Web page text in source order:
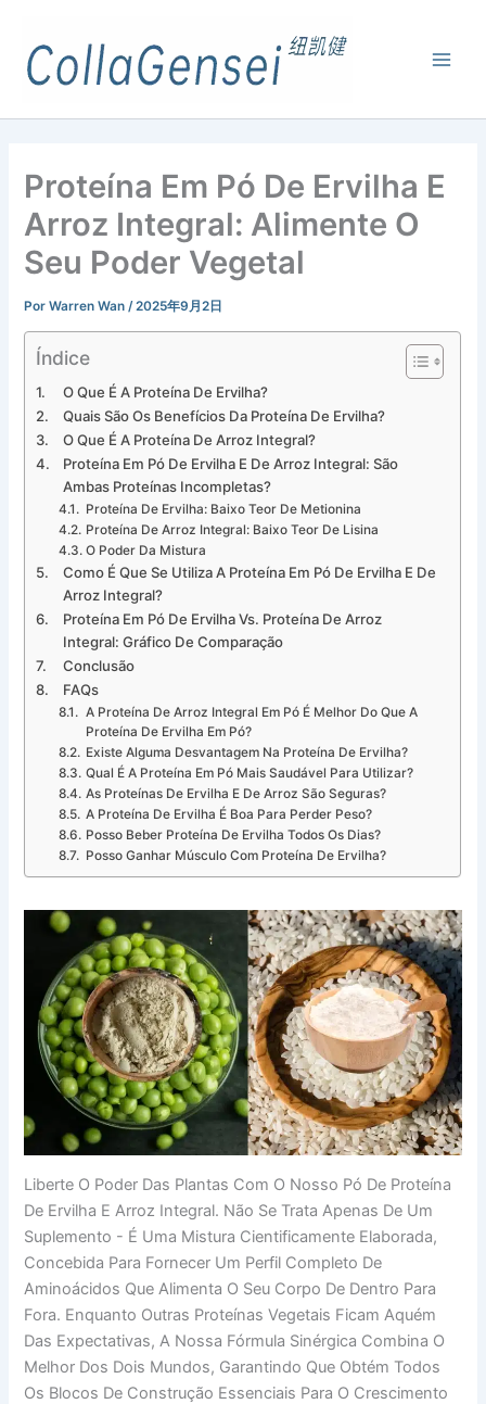
Proteína Em Pó De Ervilha E
Arroz Integral: Alimente O
Seu Poder Vegetal
PorWarren Wan/2025年9月2日
Índice
O Que É A Proteína De Ervilha?
Quais São Os Benefícios Da Proteína De Ervilha?
O Que É A Proteína De Arroz Integral?
Proteína Em Pó De Ervilha E De Arroz Integral: São
Ambas Proteínas Incompletas?
Proteína De Ervilha: Baixo Teor De Metionina
Proteína De Arroz Integral: Baixo Teor De Lisina
O Poder Da Mistura
Como É Que Se Utiliza A Proteína Em Pó De Ervilha E De
Arroz Integral?
Proteína Em Pó De Ervilha Vs. Proteína De Arroz
Integral: Gráfico De Comparação
Conclusão
FAQs
A Proteína De Arroz Integral Em Pó É Melhor Do Que A
Proteína De Ervilha Em Pó?
Existe Alguma Desvantagem Na Proteína De Ervilha?
Qual É A Proteína Em Pó Mais Saudável Para Utilizar?
As Proteínas De Ervilha E De Arroz São Seguras?
A Proteína De Ervilha É Boa Para Perder Peso?
Posso Beber Proteína De Ervilha Todos Os Dias?
Posso Ganhar Músculo Com Proteína De Ervilha?
Liberte O Poder Das Plantas Com O Nosso Pó De Proteína
De Ervilha E Arroz Integral. Não Se Trata Apenas De Um
Suplemento - É Uma Mistura Cientificamente Elaborada,
Concebida Para Fornecer Um Perfil Completo De
Aminoácidos Que Alimenta O Seu Corpo De Dentro Para
Fora. Enquanto Outras Proteínas Vegetais Ficam Aquém
Das Expectativas, A Nossa Fórmula Sinérgica Combina O
Melhor Dos Dois Mundos, Garantindo Que Obtém Todos
Os Blocos De Construção Essenciais Para O Crescimento